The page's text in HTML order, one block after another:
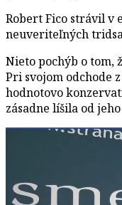
Robert Fico strávil v
neuveriteľných
Nieto pochýb o tom,
Pri svojom odchode
hodnotovo
zásadne líšila od